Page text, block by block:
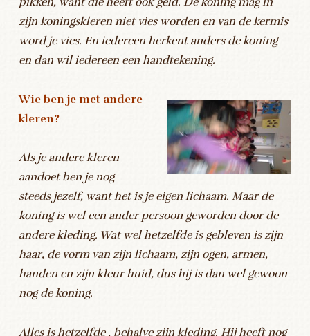
zijn koningskleren niet vies worden en van de kermis
word je vies. En iedereen herkent anders de koning
en dan wil iedereen een handtekening.
Wie ben je met andere
kleren?
Als je andere kleren
aandoet ben je nog
steeds jezelf, want het is je eigen lichaam. Maar de
koning is wel een ander persoon geworden door de
andere kleding. Wat wel hetzelfde is gebleven is zijn
haar, de vorm van zijn lichaam, zijn ogen, armen,
handen en zijn kleur huid, dus hij is dan wel gewoon
nog de koning.
Alles is hetzelfde , behalve zijn kleding. Hij heeft nog